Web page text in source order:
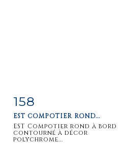
Item detail
158
EST COMPOTIER ROND...
EST Compotier rond à bord
contourné à décor
polychrome...